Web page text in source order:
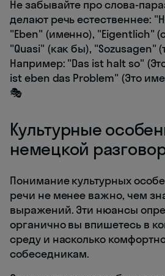
Не забывайте про слова-
делают речь естественнее:
"Eben" (именно), "Eigentlich"
"Quasi" (как бы), "Sozusagen"
Например: "Das ist halt so"
ist eben das Problem" (Это
🎭
Культурные
немецкой
Понимание культурных
речи не менее важно, чем
выражений. Эти нюансы
органично вы впишетесь в
среду и насколько
собеседникам.